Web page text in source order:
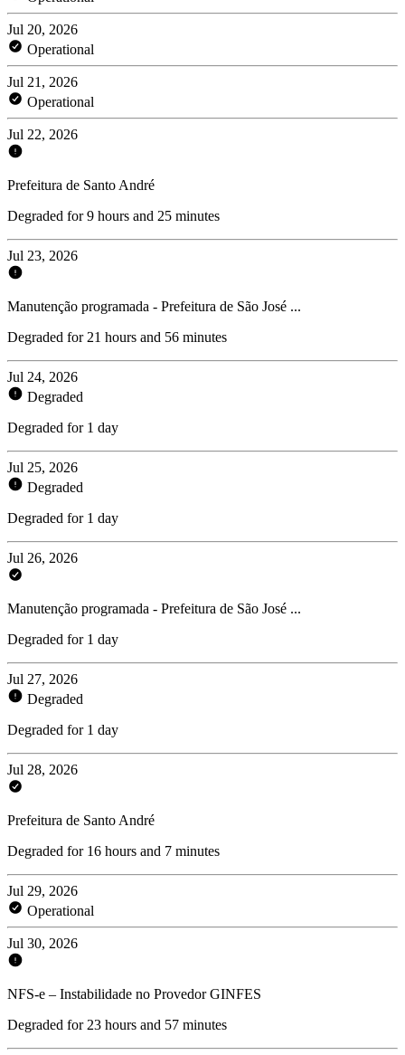
Jul 20, 2026
Operational
Jul 21, 2026
Operational
Jul 22, 2026
Prefeitura de Santo André
Degraded for 9 hours and 25 minutes
Jul 23, 2026
Manutenção programada - Prefeitura de São José ...
Degraded for 21 hours and 56 minutes
Jul 24, 2026
Degraded
Degraded for 1 day
Jul 25, 2026
Degraded
Degraded for 1 day
Jul 26, 2026
Manutenção programada - Prefeitura de São José ...
Degraded for 1 day
Jul 27, 2026
Degraded
Degraded for 1 day
Jul 28, 2026
Prefeitura de Santo André
Degraded for 16 hours and 7 minutes
Jul 29, 2026
Operational
Jul 30, 2026
NFS-e – Instabilidade no Provedor GINFES
Degraded for 23 hours and 57 minutes